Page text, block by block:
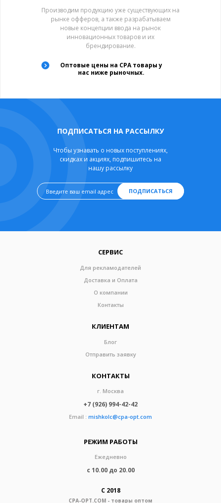
Производим продукцию уже существующих на
рынке офферов, а также разрабатываем
новые концепции ввода на рынок
инновационных товаров и их
брендирование.
Оптовые цены на CPA товары у
нас ниже рыночных.
ПОДПИСАТЬСЯ НА РАССЫЛКУ
Чтобы узнавать о новых поступлениях,
скидках и акциях, подпишитесь на
нашу рассылку
ПОДПИСАТЬСЯ
СЕРВИС
Для рекламодателей
Доставка и Оплата
О компании
Контакты
КЛИЕНТАМ
Блог
Отправить заявку
КОНТАКТЫ
г. Москва
+7 (926) 994-42-42
Email : mishkolc@cpa-opt.com
РЕЖИМ РАБОТЫ
Ежедневно
с 10.00 до 20.00
С 2018
CPA-OPT.COM - товары оптом